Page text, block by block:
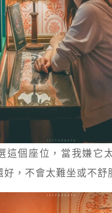
這個座位，當我嫌它
，不會太難坐或不舒